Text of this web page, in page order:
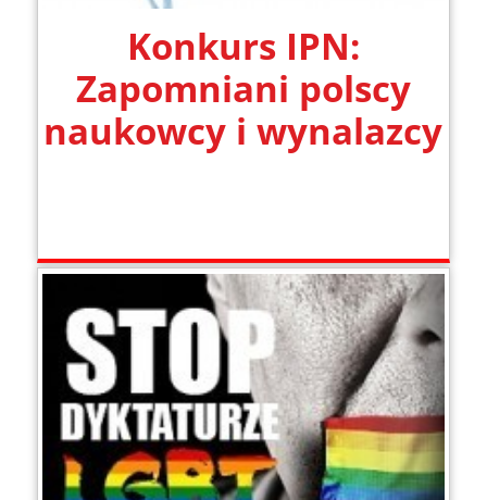
Konkurs IPN:
Zapomniani polscy
naukowcy i wynalazcy